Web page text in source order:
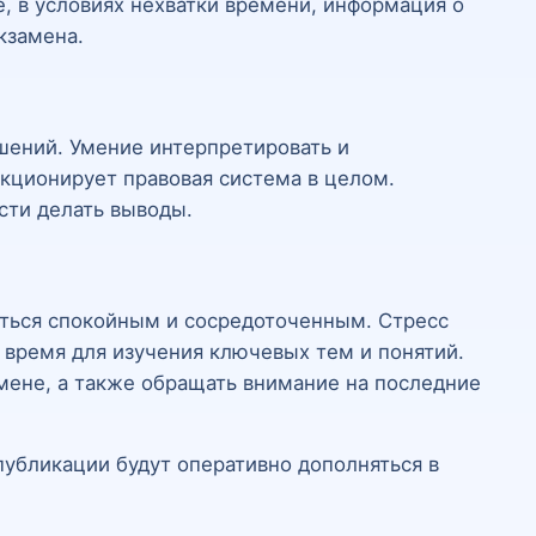
Умение интерпретировать и
правовая система в целом.
делать выводы.
спокойным и сосредоточенным. Стресс
для изучения ключевых тем и понятий.
а также обращать внимание на последние
будут оперативно дополняться в